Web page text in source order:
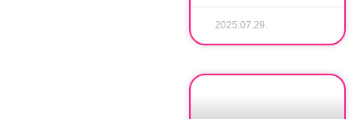
2025.07.29.